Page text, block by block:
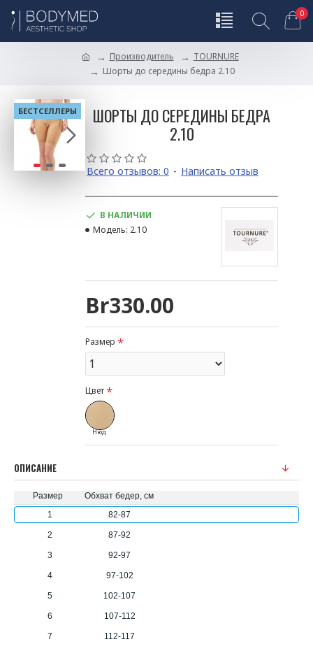
0
Производитель
TOURNURE
Шорты до середины бедра 2.10
БЕСТСЕЛЛЕРЫ
ШОРТЫ ДО СЕРЕДИНЫ БЕДРА
2.10
Всего отзывов: 0 - Написать отзыв
Br330.00
В НАЛИЧИИ
Модель: 2.10
Размер
Цвет
Нюд
ОПИСАНИЕ
Размер
Обхват бедер, см
1
82-87
2 87-92
3 92-97
4 97-102
5 102-107
6 107-112
7 112-117